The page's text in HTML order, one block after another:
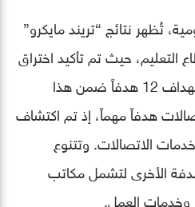
تُظهر نتائج “تريند مايكرو”
التعليم، حيث تم تأكيد اختراق
ما لا يقل عن ضحيتين واستهداف 12 هدفاً ضمن هذا
هدفاً مهماً، إذ تم اكتشاف
الاتصالات. وتتنوع
الأخرى لتشمل مكاتب
وخدمات العمل.